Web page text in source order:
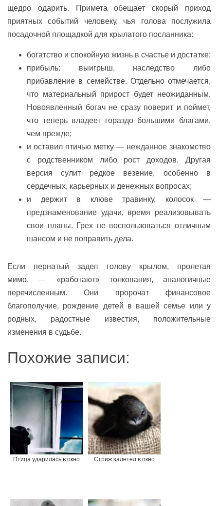
щедро одарить. Примета обещает скорый приход
приятных событий человеку, чья голова послужила
посадочной площадкой для крылатого посланника:
богатство и спокойную жизнь в счастье и достатке;
прибыль: выигрыш, наследство либо
прибавление в семействе. Отдельно отмечается,
что материальный прирост будет неожиданным.
Новоявленный богач не сразу поверит и поймет,
что теперь владеет гораздо большими благами,
чем прежде;
и оставил птичью метку — нежданное знакомство
с родственником либо рост доходов. Другая
версия сулит редкое везение, особенно в
сердечных, карьерных и денежных вопросах;
и держит в клюве травинку, колосок —
предзнаменование удачи, время реализовывать
свои планы. Грех не воспользоваться отличным
шансом и не поправить дела.
Если пернатый задел голову крылом, пролетая
мимо, — «работают» толкования, аналогичные
перечисленным. Они пророчат финансовое
благополучие, рождение детей в вашей семье или у
родных, радостные известия, положительные
изменения в судьбе.
Похожие записи:
Птица ударилась в окно Cтриж залетел в окно